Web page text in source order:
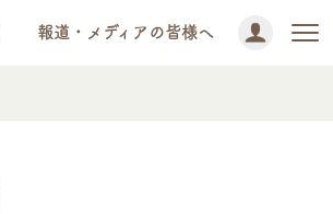
報道・メディアの皆様へ